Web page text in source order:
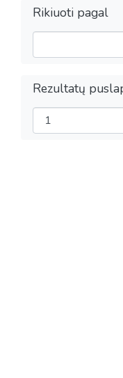
Rikiuoti pagal
Rezultatų